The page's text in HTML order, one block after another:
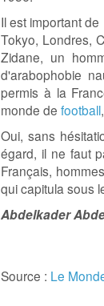
Il est important
Tokyo, Londres,
Zidane, un
d'arabophobie
permis à la
monde de football
Oui, sans
égard, il ne faut
Français,
qui capitula sous
Abdelkader
Source : Le